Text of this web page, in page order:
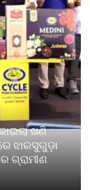
ଖଣି
ଝାରସୁଗୁଡ଼ା
ଗ୍ରାମୀଣ